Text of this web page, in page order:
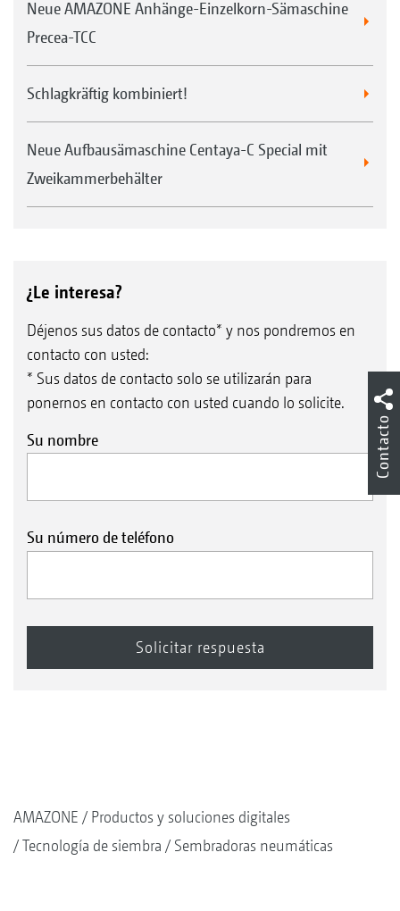
Neue AMAZONE Anhänge-Einzelkorn-Sämaschine
Precea-TCC
Schlagkräftig kombiniert!
Neue Aufbausämaschine Centaya-C Special mit
Zweikammerbehälter
¿Le interesa?
Déjenos sus datos de contacto* y nos pondremos en
contacto con usted:
* Sus datos de contacto solo se utilizarán para
ponernos en contacto con usted cuando lo solicite.
Su nombre
Su número de teléfono
AMAZONE
Productos y soluciones digitales
Tecnología de siembra
Sembradoras neumáticas
Contacto